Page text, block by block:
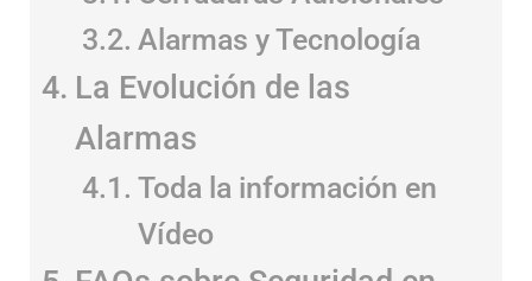
Sistemas de Seguridad
Cerraduras Adicionales
Alarmas y Tecnología
La Evolución de las
Alarmas